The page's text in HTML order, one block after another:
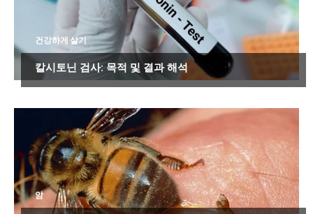
건강하게 살기
칼시토닌 검사: 목적 및 결과 해석
암